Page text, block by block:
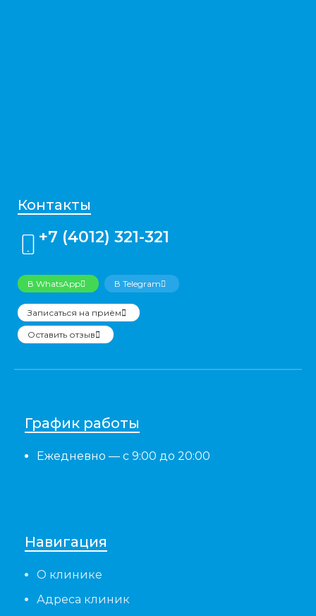
Контакты
+7 (4012) 321-321
В WhatsApp В Telegram
Записаться на приём
Оставить отзыв
График работы
Ежедневно — с 9:00 до 20:00
Навигация
О клинике
Адреса клиник